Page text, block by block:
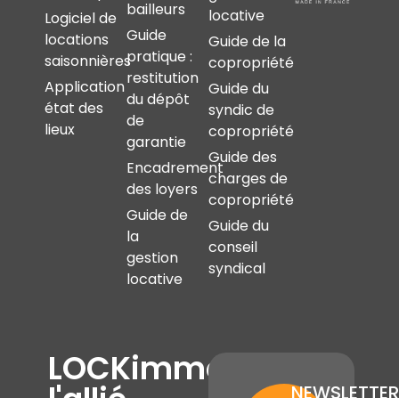
Logiciel de
locations
saisonnières
Application
état des
lieux
bailleurs
Guide
pratique :
restitution
du dépôt
de
garantie
Encadrement
des loyers
Guide de
la
gestion
locative
locative
Guide de la
copropriété
Guide du
syndic de
copropriété
Guide des
charges de
copropriété
Guide du
conseil
syndical
LOCKimmo,
NEWSLETTER